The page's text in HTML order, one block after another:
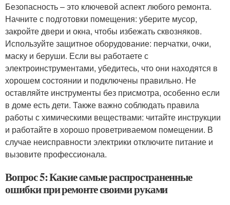
Безопасность – это ключевой аспект любого ремонта.
Начните с подготовки помещения: уберите мусор,
закройте двери и окна, чтобы избежать сквозняков.
Используйте защитное оборудование: перчатки, очки,
маску и беруши. Если вы работаете с
электроинструментами, убедитесь, что они находятся в
хорошем состоянии и подключены правильно. Не
оставляйте инструменты без присмотра, особенно если
в доме есть дети. Также важно соблюдать правила
работы с химическими веществами: читайте инструкции
и работайте в хорошо проветриваемом помещении. В
случае неисправности электрики отключите питание и
вызовите профессионала.
Вопрос 5: Какие самые распространенные
ошибки при ремонте своими руками